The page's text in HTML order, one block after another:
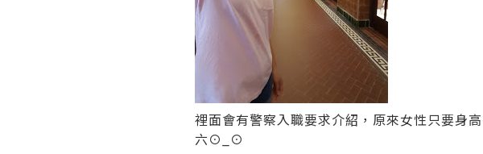
裡面會有警察入職要求介紹，原來女性只要身
六⊙_⊙